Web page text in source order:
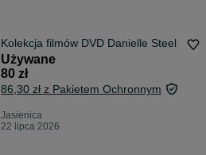
Kolekcja filmów DVD Danielle Steel
Używane
80 zł
86,30 zł z Pakietem Ochronnym
Jasienica
22 lipca 2026